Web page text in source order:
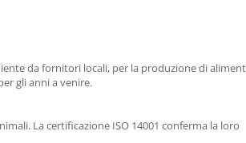
da fornitori locali, per la produzione di
gli anni a venire.
La certificazione ISO 14001 conferma la loro